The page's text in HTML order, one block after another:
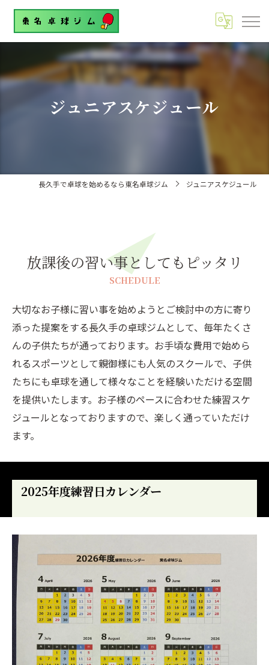
ジュニアスケジュール
長久手で卓球を始めるなら東名卓球ジム ジュニアスケジュール
放課後の習い事としてもピッタリ
SCHEDULE
大切なお子様に習い事を始めようとご検討中の方に寄り
添った提案をする長久手の卓球ジムとして、毎年たくさ
んの子供たちが通っております。お手頃な費用で始めら
れるスポーツとして親御様にも人気のスクールで、子供
たちにも卓球を通して様々なことを経験いただける空間
を提供いたします。お子様のペースに合わせた練習スケ
ジュールとなっておりますので、楽しく通っていただけ
ます。
2025年度練習日カレンダー